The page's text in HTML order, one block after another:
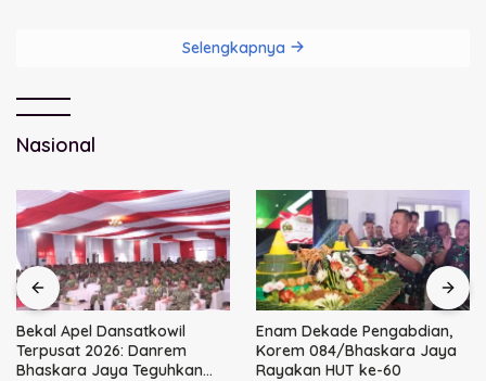
Selengkapnya
Nasional
Bekal Apel Dansatkowil
Terpusat 2026: Danrem
Bhaskara Jaya Teguhkan
Enam Dekade Pengabdian,
Korem 084/Bhaskara Jaya
Rayakan HUT ke-60